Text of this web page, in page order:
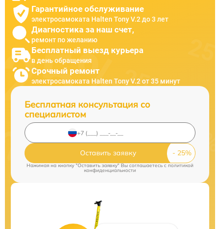
Гарантийное обслуживание
электросамоката Halten Tony V.2 до 3 лет
Диагностика за наш счет,
ремонт по желанию
Бесплатный выезд курьера
в день обращения
Срочный ремонт
электросамоката Halten Tony V.2 от 35 минут
Бесплатная консультация со
специалистом
Оставить заявку
Нажимая на кнопку "Оставить заявку" Вы соглашаетесь cполитикой
конфиденциальности